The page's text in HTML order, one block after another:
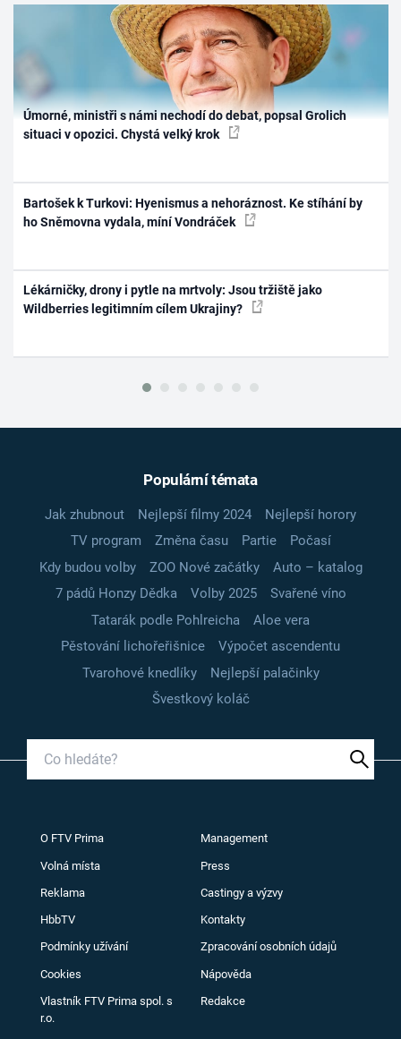
Úmorné, ministři s námi nechodí do debat, popsal Grolich
situaci v opozici. Chystá velký krok
Bartošek k Turkovi: Hyenismus a nehoráznost. Ke stíhání by
ho Sněmovna vydala, míní Vondráček
Lékárničky, drony i pytle na mrtvoly: Jsou tržiště jako
Wildberries legitimním cílem Ukrajiny?
Populární témata
Jak zhubnout Nejlepší filmy 2024
Nejlepší horory
TV program
Změna času Partie
Počasí
Kdy budou volby
ZOO Nové začátky
Auto – katalog
7 pádů Honzy Dědka
Volby 2025
Svařené víno
Tatarák podle Pohlreicha
Aloe vera
Pěstování lichořeřišnice
Výpočet ascendentu
Tvarohové knedlíky
Nejlepší palačinky
Švestkový koláč
O FTV Prima Management
Volná místa Press
Reklama Castingy a výzvy
HbbTV Kontakty
Podmínky užívání Zpracování osobních údajů
Cookies Nápověda
Vlastník FTV Prima spol. s
r.o.
Redakce